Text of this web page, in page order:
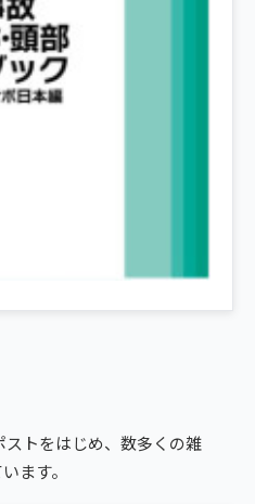
トをはじめ、数多くの雑
ます。